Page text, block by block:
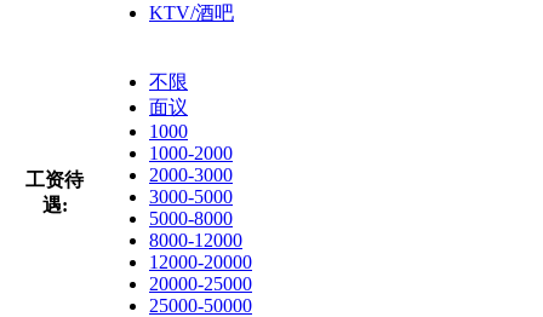
KTV/酒吧
工资待
遇:
不限
面议
1000
1000-2000
2000-3000
3000-5000
5000-8000
8000-12000
12000-20000
20000-25000
25000-50000